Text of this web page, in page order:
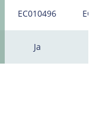
EC010496
Ja